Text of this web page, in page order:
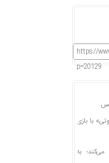
https://
p=20129
با بازی
به